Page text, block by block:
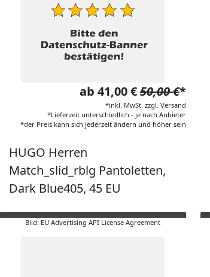
ab 41,00 €50,00 €*
*inkl. MwSt. zzgl. Versand
*Lieferzeit unterschiedlich - je nach Anbieter
*der Preis kann sich jederzeit ändern und höher sein
HUGO Herren
Match_slid_rblg Pantoletten,
Dark Blue405, 45 EU
Bild: EU Advertising API License Agreement